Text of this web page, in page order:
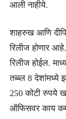
आली नाहीये.
शाहरुख आणि
रिलीज होणार
रिलीज होईल.
तब्ब्ल 8 देशांमध्ये
250 कोटी रुपये
ऑफिसवर काय